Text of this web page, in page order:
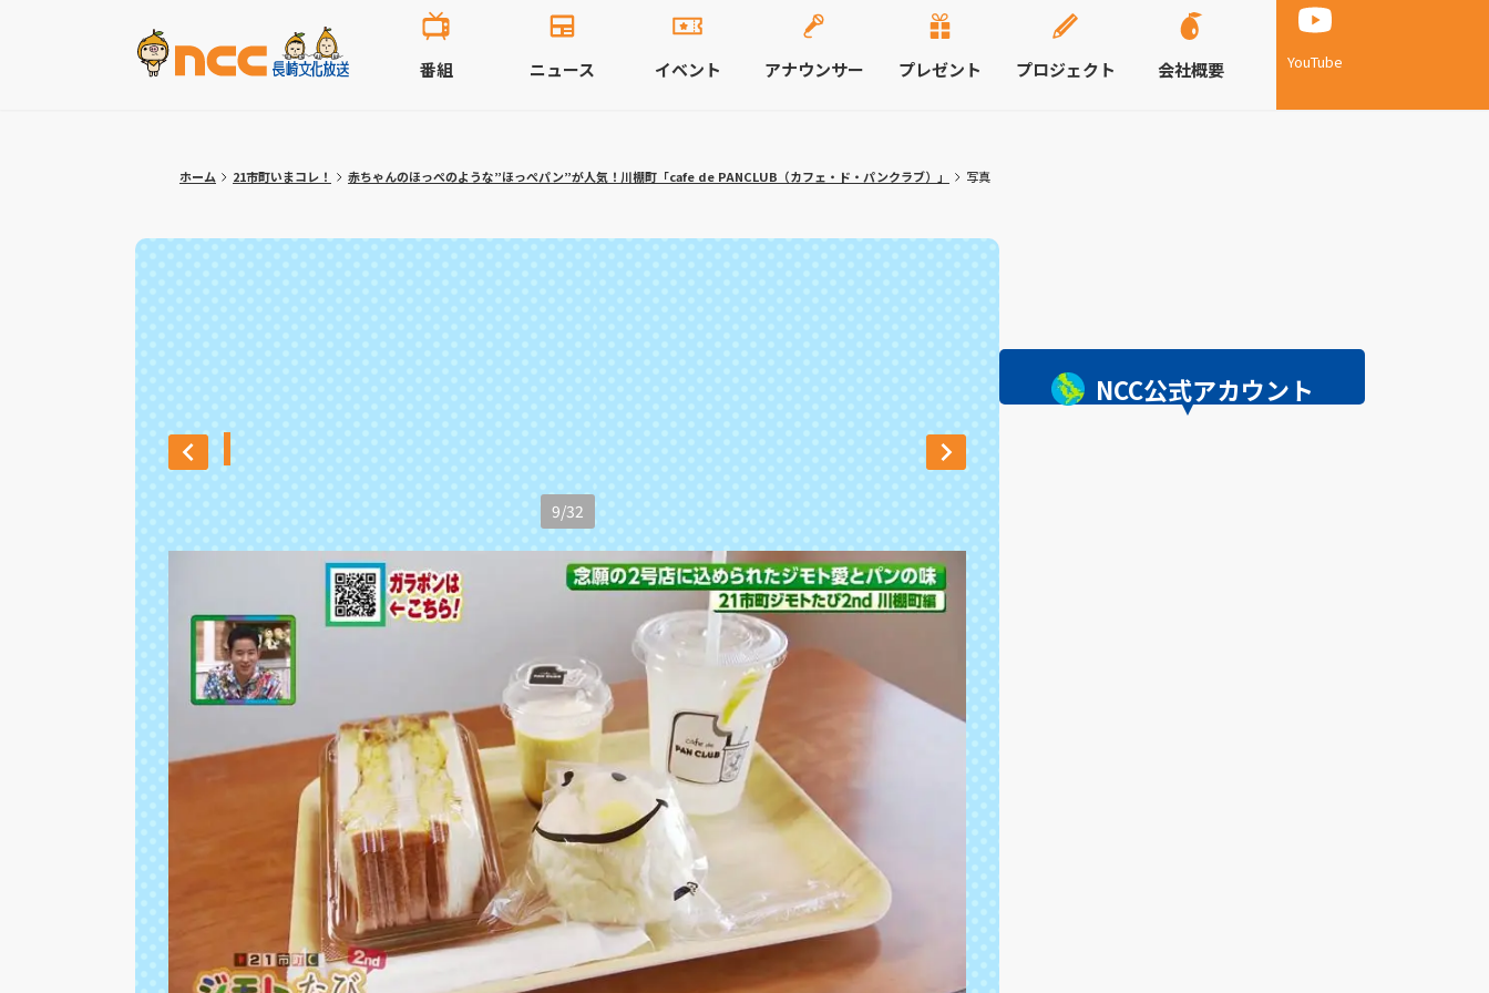
YouTube
番組 ニュース イベント アナウンサー プレゼント プロジェクト 会社概要
ホーム 21市町いまコレ！ 赤ちゃんのほっぺのような”ほっぺパン”が人気！川棚町「cafe de PANCLUB（カフェ・ド・パンクラブ）」 写真
9/32
NCC公式アカウント